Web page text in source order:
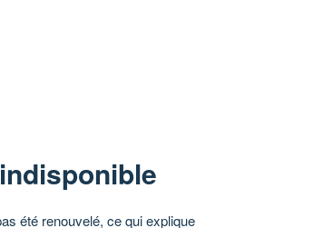
été renouvelé, ce qui explique